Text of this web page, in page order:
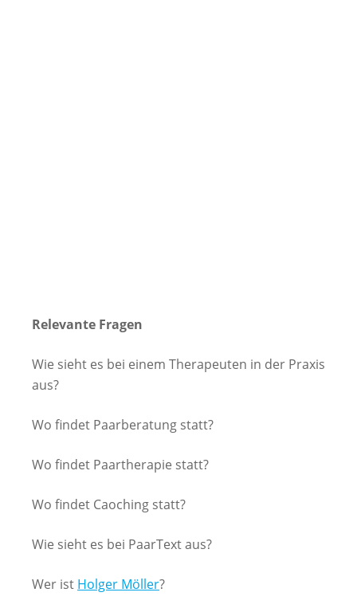
Relevante Fragen
Wie sieht es bei einem Therapeuten in der Praxis
aus?
Wo findet Paarberatung statt?
Wo findet Paartherapie statt?
Wo findet Caoching statt?
Wie sieht es bei PaarText aus?
Wer ist Holger Möller?